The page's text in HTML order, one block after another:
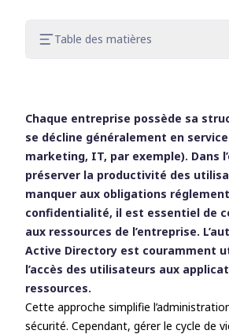
Table des matières
Quelle est la différence entre
l’authentification et
Active Directory ?
Comment fonctionne
dans Active Directory sur site ?
Avantages liés à l’utilisation de
l’authentification AD sur site
Les défis de l’authentification
Active Directory sur site
UserLock s’accorde
avec les protocoles
Active Directory sur site
Chaque entreprise possède sa
se décline généralement en
marketing, IT, par exemple). Dans
préserver la productivité des
manquer aux obligations
confidentialité, il est essentiel de
aux ressources de l’entreprise.
Active Directory est couramment
l’accès des utilisateurs aux
ressources.
Cette approche simplifie
sécurité. Cependant, gérer le cycle de